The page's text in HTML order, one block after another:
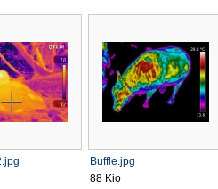
Buffle.jpg
88 Kio